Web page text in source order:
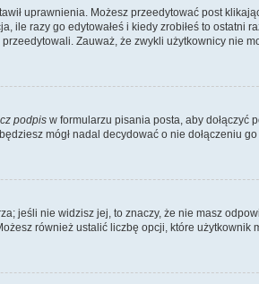
uprawnienia. Możesz przeedytować post
razy go edytowałeś i kiedy zrobiłeś to ostatni
Zauważ, że zwykli użytkownicy nie
podpis w formularzu pisania posta, aby dołączyć
mógł nadal decydować o nie dołączeniu
jeśli nie widzisz jej, to znaczy, że nie masz
również ustalić liczbę opcji, które użytkownik